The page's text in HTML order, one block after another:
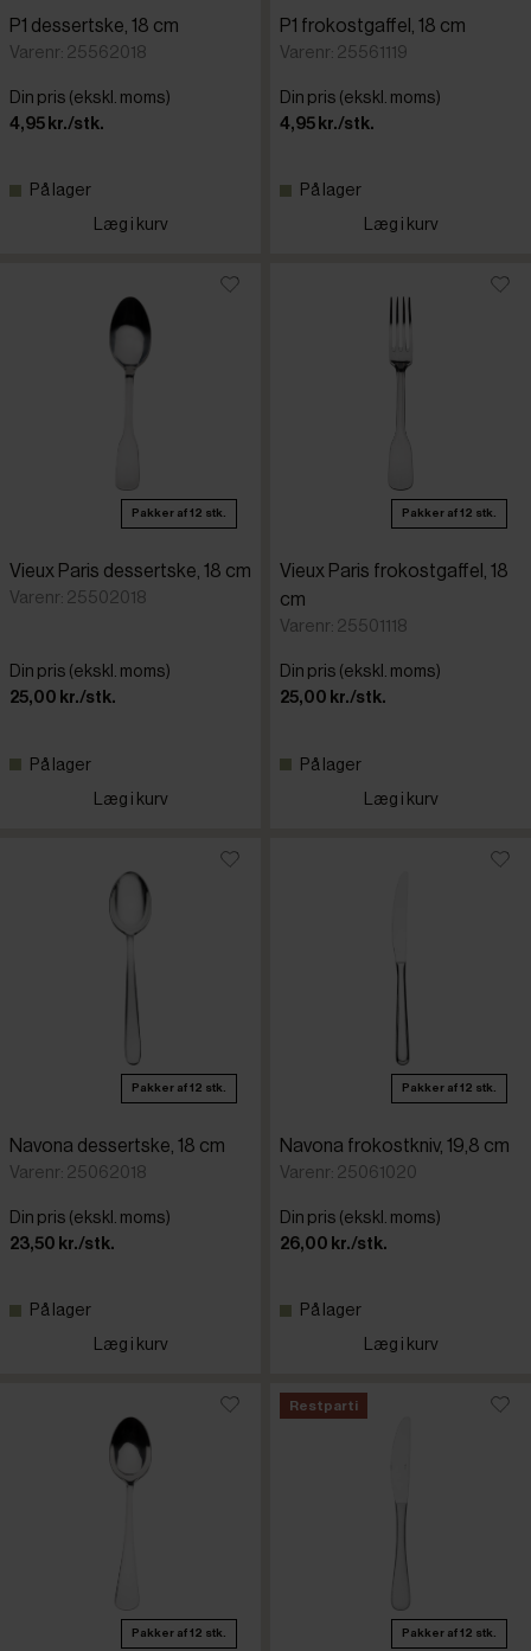
P1 dessertske, 18 cm
Varenr: 25562018
Din pris (ekskl. moms)
4,95 kr./stk.
På lager
Læg i kurv
P1 frokostgaffel, 18 cm
Varenr: 25561119
Din pris (ekskl. moms)
4,95 kr./stk.
På lager
Læg i kurv
Pakker af 12 stk.
Vieux Paris dessertske, 18 cm
Varenr: 25502018
Din pris (ekskl. moms)
25,00 kr./stk.
På lager
Læg i kurv
Pakker af 12 stk.
Vieux Paris frokostgaffel, 18
cm
Varenr: 25501118
Din pris (ekskl. moms)
25,00 kr./stk.
På lager
Læg i kurv
Pakker af 12 stk.
Navona dessertske, 18 cm
Varenr: 25062018
Din pris (ekskl. moms)
23,50 kr./stk.
På lager
Læg i kurv
Pakker af 12 stk.
Navona frokostkniv, 19,8 cm
Varenr: 25061020
Din pris (ekskl. moms)
26,00 kr./stk.
På lager
Læg i kurv
Pakker af 12 stk.
Restparti
Pakker af 12 stk.